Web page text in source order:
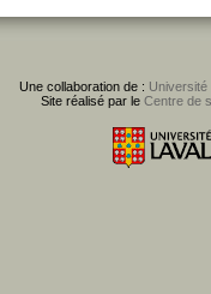
Une collaboration de : Université
Site réalisé par le Centre de